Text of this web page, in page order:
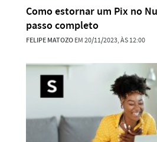
Como estornar um Pix no
passo completo
FELIPE MATOZOEM 20/11/2023, ÀS 12:00